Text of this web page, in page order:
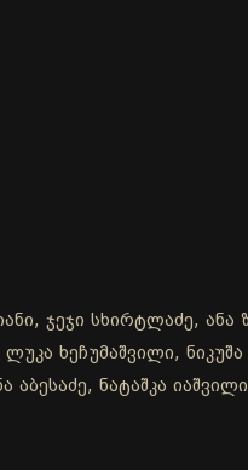
ჯეჯი სხირტლაძე, ანა
ხეჩუმაშვილი,
ნატაშკა